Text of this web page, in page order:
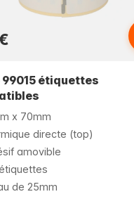
99015 étiquettes
x 70mm
directe (top)
amovible
de 25mm